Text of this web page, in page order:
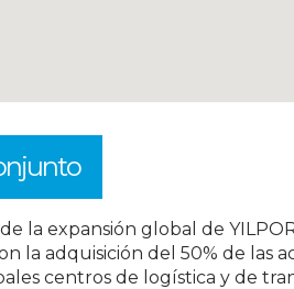
la expansión global de
la adquisición del 50% de las
centros de logística y de